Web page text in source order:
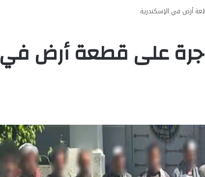
أرض في الإسكندرية
على قطعة أرض في